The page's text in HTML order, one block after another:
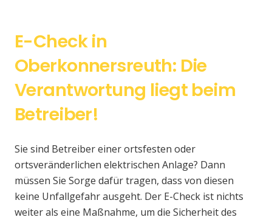
E-Check in
Oberkonnersreuth: Die
Verantwortung liegt beim
Betreiber!
Sie sind Betreiber einer ortsfesten oder
ortsveränderlichen elektrischen Anlage? Dann
müssen Sie Sorge dafür tragen, dass von diesen
keine Unfallgefahr ausgeht. Der E-Check ist nichts
weiter als eine Maßnahme, um die Sicherheit des